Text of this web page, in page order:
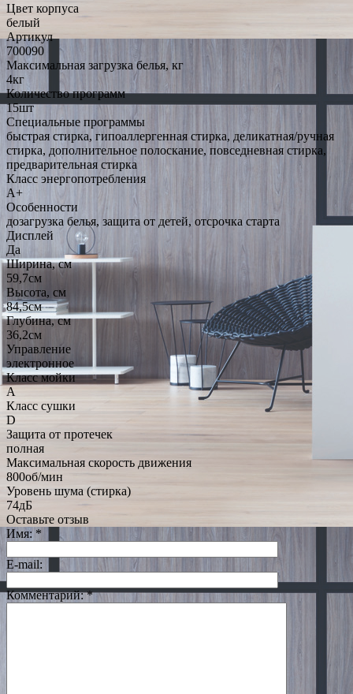
Цвет корпуса
белый
Артикул
700090
Максимальная загрузка белья, кг
4кг
Количество программ
15шт
Специальные программы
быстрая стирка, гипоаллергенная стирка, деликатная/ручная
стирка, дополнительное полоскание, повседневная стирка,
предварительная стирка
Класс энергопотребления
A+
Особенности
дозагрузка белья, защита от детей, отсрочка старта
Дисплей
Да
Ширина, см
59,7см
Высота, см
84,5см
Глубина, см
36,2см
Управление
электронное
Класс мойки
A
Класс сушки
D
Защита от протечек
полная
Максимальная скорость движения
800об/мин
Уровень шума (стирка)
74дБ
Оставьте отзыв
Имя: *
E-mail:
Комментарий:*